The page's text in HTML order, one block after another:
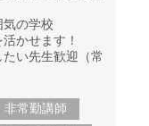
気の学校
かせます！
い先生歓迎（常
非常勤講師